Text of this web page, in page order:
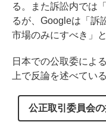
る。また訴訟内では
るが、Googleは「訴
市場のみにすべき」
日本での公取委によ
上で反論を述べている
公正取引委員会